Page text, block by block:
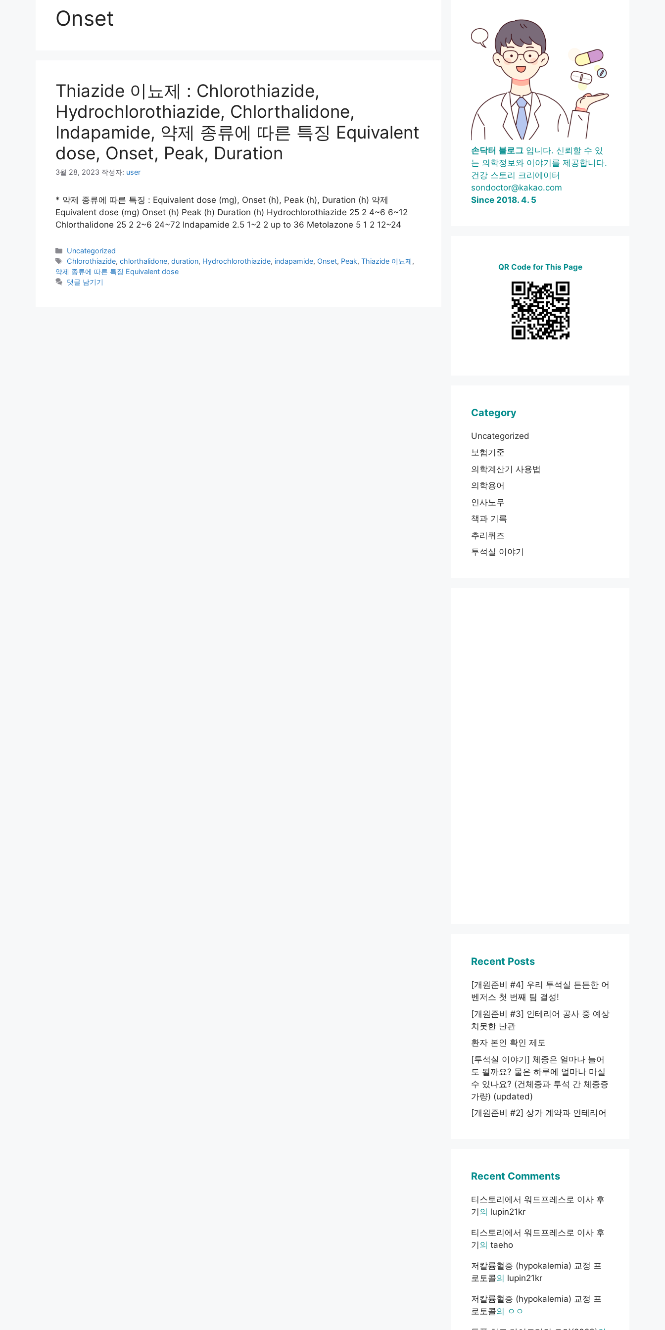
Onset
Thiazide 이뇨제 : Chlorothiazide,
Hydrochlorothiazide, Chlorthalidone,
Indapamide, 약제 종류에 따른 특징 Equivalent
dose, Onset, Peak, Duration
3월 28, 2023 작성자: user
* 약제 종류에 따른 특징 : Equivalent dose (mg), Onset (h), Peak (h), Duration (h) 약제
Equivalent dose (mg) Onset (h) Peak (h) Duration (h) Hydrochlorothiazide 25 2 4~6 6~12
Chlorthalidone 25 2 2~6 24~72 Indapamide 2.5 1~2 2 up to 36 Metolazone 5 1 2 12~24
카
테
고
리
Uncategorized
태
그
Chlorothiazide,chlorthalidone,duration, Hydrochlorothiazide, indapamide, Onset, Peak,Thiazide 이뇨제,
약제 종류에 따른 특징 Equivalent dose
댓글 남기기
손닥터 블로그 입니다. 신뢰할 수 있
는 의학정보와 이야기를 제공합니다.
건강 스토리 크리에이터
sondoctor@kakao.com
Since 2018. 4. 5
QR Code for This Page
Category
Uncategorized
보험기준
의학계산기 사용법
의학용어
인사노무
책과 기록
추리퀴즈
투석실 이야기
Recent Posts
[개원준비 #4] 우리 투석실 든든한 어
벤저스 첫 번째 팀 결성!
[개원준비 #3] 인테리어 공사 중 예상
치못한 난관
환자 본인 확인 제도
[투석실 이야기] 체중은 얼마나 늘어
도 될까요? 물은 하루에 얼마나 마실
수 있나요? (건체중과 투석 간 체중증
가량) (updated)
[개원준비 #2] 상가 계약과 인테리어
Recent Comments
티스토리에서 워드프레스로 이사 후
기 의 lupin21kr
티스토리에서 워드프레스로 이사 후
기 의 taeho
저칼륨혈증 (hypokalemia) 교정 프
로토콜의 lupin21kr
저칼륨혈증 (hypokalemia) 교정 프
로토콜의 ㅇㅇ